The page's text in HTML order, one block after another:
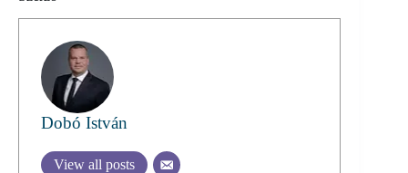
Dobó István
View all posts